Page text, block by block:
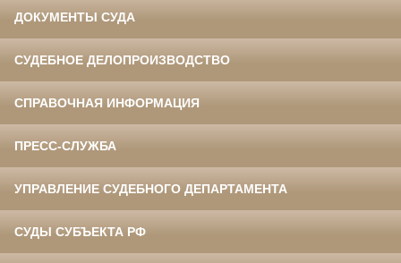
ДОКУМЕНТЫ СУДА
СУДЕБНОЕ ДЕЛОПРОИЗВОДСТВО
СПРАВОЧНАЯ ИНФОРМАЦИЯ
ПРЕСС-СЛУЖБА
УПРАВЛЕНИЕ СУДЕБНОГО ДЕПАРТАМЕНТА
СУДЫ СУБЪЕКТА РФ